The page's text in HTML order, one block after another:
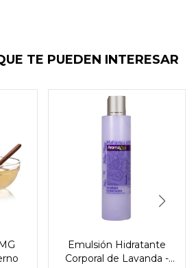
TE PUEDEN INTERESAR
Emulsión Hidratante
Corporal de Lavanda -